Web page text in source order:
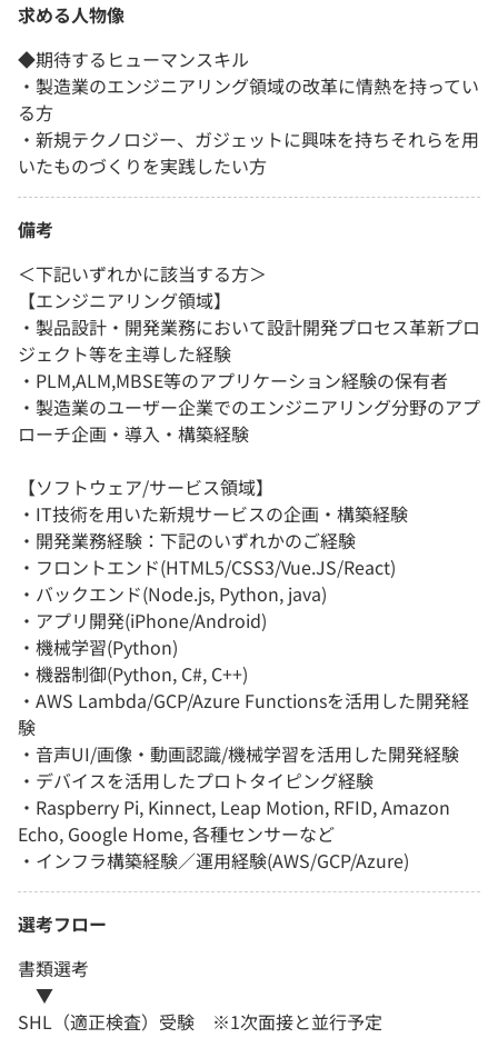
求める人物像
◆期待するヒューマンスキル
・製造業のエンジニアリング領域の改革に情熱を持ってい
る方
・新規テクノロジー、ガジェットに興味を持ちそれらを用
いたものづくりを実践したい方
備考
＜下記いずれかに該当する方＞
【エンジニアリング領域】
・製品設計・開発業務において設計開発プロセス革新プロ
ジェクト等を主導した経験
・PLM,ALM,MBSE等のアプリケーション経験の保有者
・製造業のユーザー企業でのエンジニアリング分野のアプ
ローチ企画・導入・構築経験
【ソフトウェア/サービス領域】
・IT技術を用いた新規サービスの企画・構築経験
・開発業務経験：下記のいずれかのご経験
・フロントエンド(HTML5/CSS3/Vue.JS/React)
・バックエンド(Node.js, Python, java)
・アプリ開発(iPhone/Android)
・機械学習(Python)
・機器制御(Python, C#, C++)
・AWS Lambda/GCP/Azure Functionsを活用した開発経
験
・音声UI/画像・動画認識/機械学習を活用した開発経験
・デバイスを活用したプロトタイピング経験
・Raspberry Pi, Kinnect, Leap Motion, RFID, Amazon
Echo, Google Home, 各種センサーなど
・インフラ構築経験／運用経験(AWS/GCP/Azure)
選考フロー
書類選考
▼
SHL（適正検査）受験 ※1次面接と並行予定